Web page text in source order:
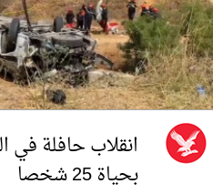
انقلاب حافلة في
بحياة 25 شخصا